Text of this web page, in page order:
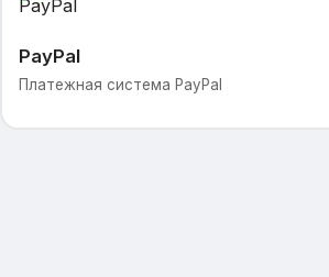
PayPal
Платежная система PayPal